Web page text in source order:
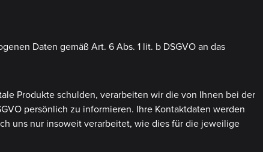
Daten gemäß Art. 6 Abs. 1 lit. b DSGVO an das
Produkte schulden, verarbeiten wir die von Ihnen bei der
persönlich zu informieren. Ihre Kontaktdaten werden
uns nur insoweit verarbeitet, wie dies für die jeweilige